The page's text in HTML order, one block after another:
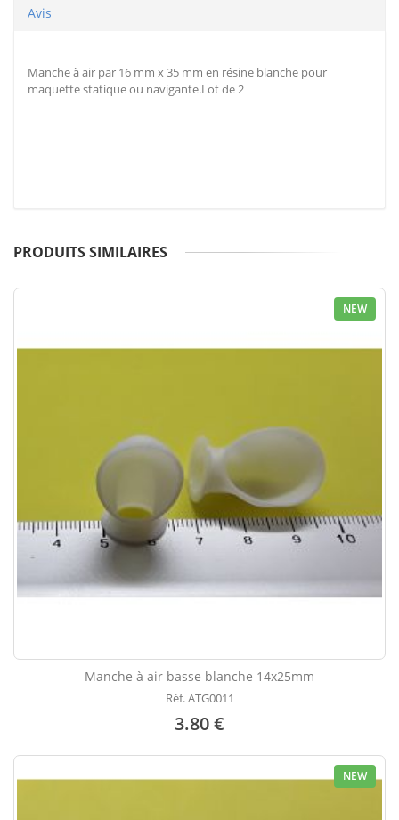
Avis
Manche à air par 16 mm x 35 mm en résine blanche pour
maquette statique ou navigante.Lot de 2
PRODUITS SIMILAIRES
NEW
Manche à air basse blanche 14x25mm
Réf. ATG0011
3.80 €
NEW